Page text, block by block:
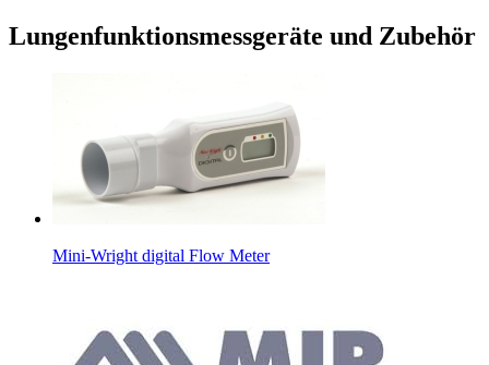
Lungenfunktionsmessgeräte und Zubehör
Mini-Wright digital Flow Meter